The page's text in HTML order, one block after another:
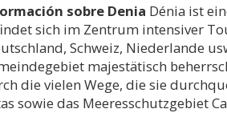
sobre Denia Dénia ist
sich im Zentrum intensiver
Schweiz, Niederlande
majestätisch
die vielen Wege, die sie
sowie das Meeresschutzgebiet